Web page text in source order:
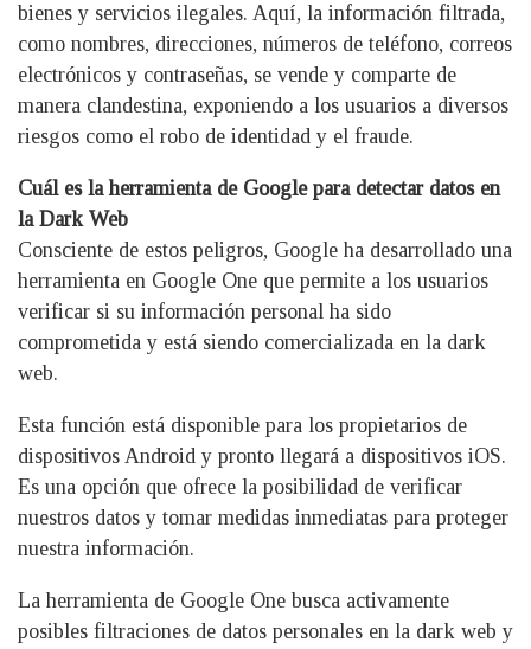
bienes y servicios ilegales. Aquí, la información filtrada,
como nombres, direcciones, números de teléfono, correos
electrónicos y contraseñas, se vende y comparte de
manera clandestina, exponiendo a los usuarios a diversos
riesgos como el robo de identidad y el fraude.
Cuál es la herramienta de Google para detectar datos en
la Dark Web
Consciente de estos peligros, Google ha desarrollado una
herramienta en Google One que permite a los usuarios
verificar si su información personal ha sido
comprometida y está siendo comercializada en la dark
web.
Esta función está disponible para los propietarios de
dispositivos Android y pronto llegará a dispositivos iOS.
Es una opción que ofrece la posibilidad de verificar
nuestros datos y tomar medidas inmediatas para proteger
nuestra información.
La herramienta de Google One busca activamente
posibles filtraciones de datos personales en la dark web y